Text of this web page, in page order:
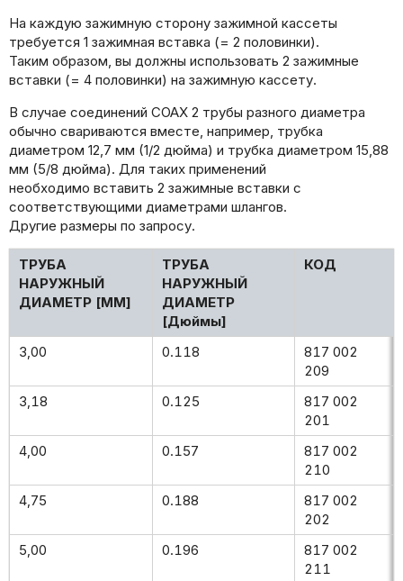
На каждую зажимную сторону зажимной кассеты
требуется 1 зажимная вставка (= 2 половинки).
Таким образом, вы должны использовать 2 зажимные
вставки (= 4 половинки) на зажимную кассету.
В случае соединений COAX 2 трубы разного диаметра
обычно свариваются вместе, например, трубка
диаметром 12,7 мм (1/2 дюйма) и трубка диаметром 15,88
мм (5/8 дюйма). Для таких применений
необходимо вставить 2 зажимные вставки с
соответствующими диаметрами шлангов.
Другие размеры по запросу.
ТРУБА
НАРУЖНЫЙ
ДИАМЕТР [ММ]
ТРУБА
НАРУЖНЫЙ
ДИАМЕТР
[Дюймы]
КОД
3,00 0.118
817 002
209
3,18
0.125
817 002
201
4,00
0.157
817 002
210
4,75
0.188
817 002
202
5,00
0.196
817 002
211